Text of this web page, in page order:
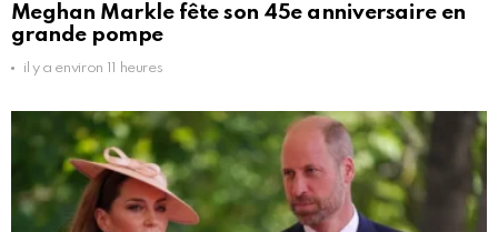
Meghan Markle fête son 45e anniversaire en
grande pompe
il y a environ 11 heures